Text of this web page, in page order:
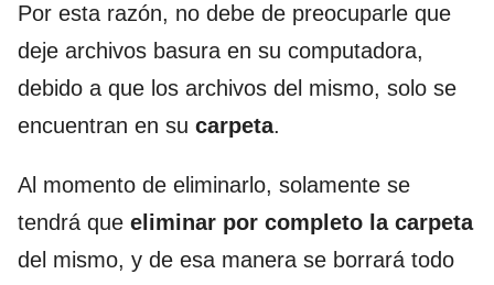
Por esta razón, no debe de preocuparle que
deje archivos basura en su computadora,
debido a que los archivos del mismo, solo se
encuentran en su carpeta.
Al momento de eliminarlo, solamente se
tendrá que eliminar por completo la carpeta
del mismo, y de esa manera se borrará todo